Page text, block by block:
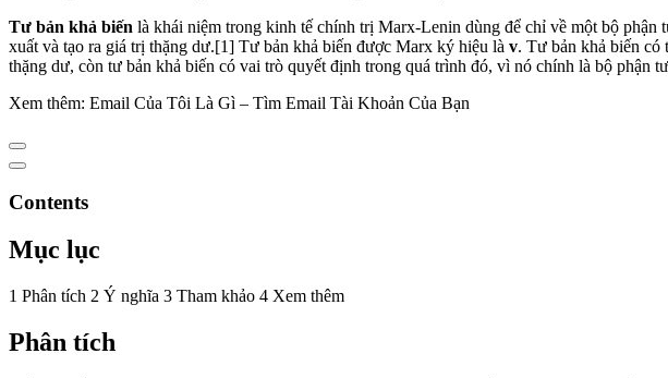
Tư bản khả biến là khái niệm trong kinh tế chính trị Marx-Lenin dùng để chỉ về một bộ phận
xuất và tạo ra giá trị thặng dư.[1] Tư bản khả biến được Marx ký hiệu là v. Tư bản khả biến có
thặng dư, còn tư bản khả biến có vai trò quyết định trong quá trình đó, vì nó chính là bộ phận
Xem thêm: Email Của Tôi Là Gì – Tìm Email Tài Khoản Của Bạn
Contents
Mục lục
1 Phân tích 2 Ý nghĩa 3 Tham khảo 4 Xem thêm
Phân tích